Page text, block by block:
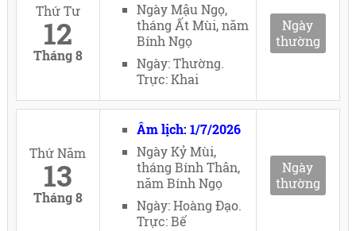
Thứ Tư
12
Tháng 8
Ngày Mậu Ngọ,
tháng Ất Mùi, năm
Bính Ngọ
Ngày: Thường.
Trực: Khai
Ngày
thường
Thứ Năm
13
Tháng 8
Âm lịch: 1/7/2026
Ngày Kỷ Mùi,
tháng Bính Thân,
năm Bính Ngọ
Ngày: Hoàng Đạo.
Trực: Bế
Ngày
thường